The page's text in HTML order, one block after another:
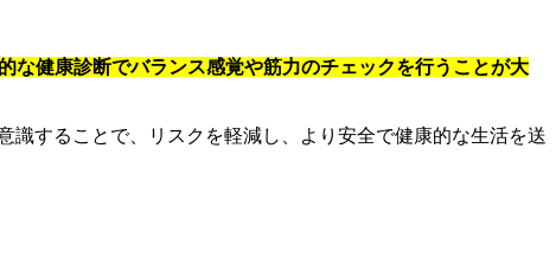
な健康診断でバランス感覚や筋力のチェックを行うことが大
することで、リスクを軽減し、より安全で健康的な生活を送